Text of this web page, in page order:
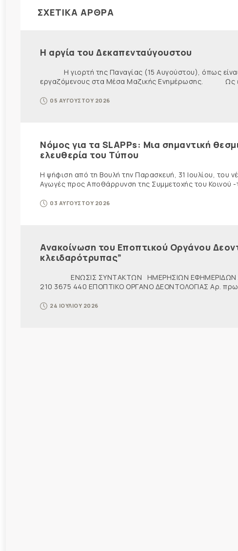
ΣΧΕΤΙΚΑ ΑΡΘΡΑ
Η αργία του Δεκαπενταύγουστου
Η γιορτή της Παναγίας (15 Αυγούστου), όπως είναι
εργαζόμενους στα Μέσα Μαζικής Ενημέρωσης. Ως εκ
05 ΑΥΓΟΥΣΤΟΥ 2026
Νόμος για τα SLAPPs: Μια σημαντική
ελευθερία του Τύπου
Η ψήφιση από τη Βουλή την Παρασκευή, 31 Ιουλίου, του
Αγωγές προς Αποθάρρυνση της Συμμετοχής του Κοινού -
03 ΑΥΓΟΥΣΤΟΥ 2026
Ανακοίνωση του Εποπτικού Οργάνου
κλειδαρότρυπας”
ΕΝΩΣΙΣ ΣΥΝΤΑΚΤΩΝ ΗΜΕΡΗΣΙΩΝ
210 3675 440 ΕΠΟΠΤΙΚΟ ΟΡΓΑΝΟ ΔΕΟΝΤΟΛΟΓΙΑΣ Αρ.
24 ΙΟΥΛΙΟΥ 2026